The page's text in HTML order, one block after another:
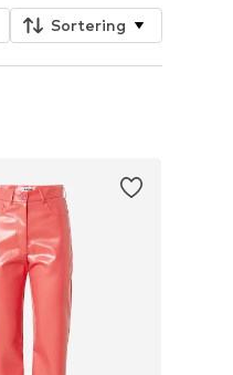
Sortering